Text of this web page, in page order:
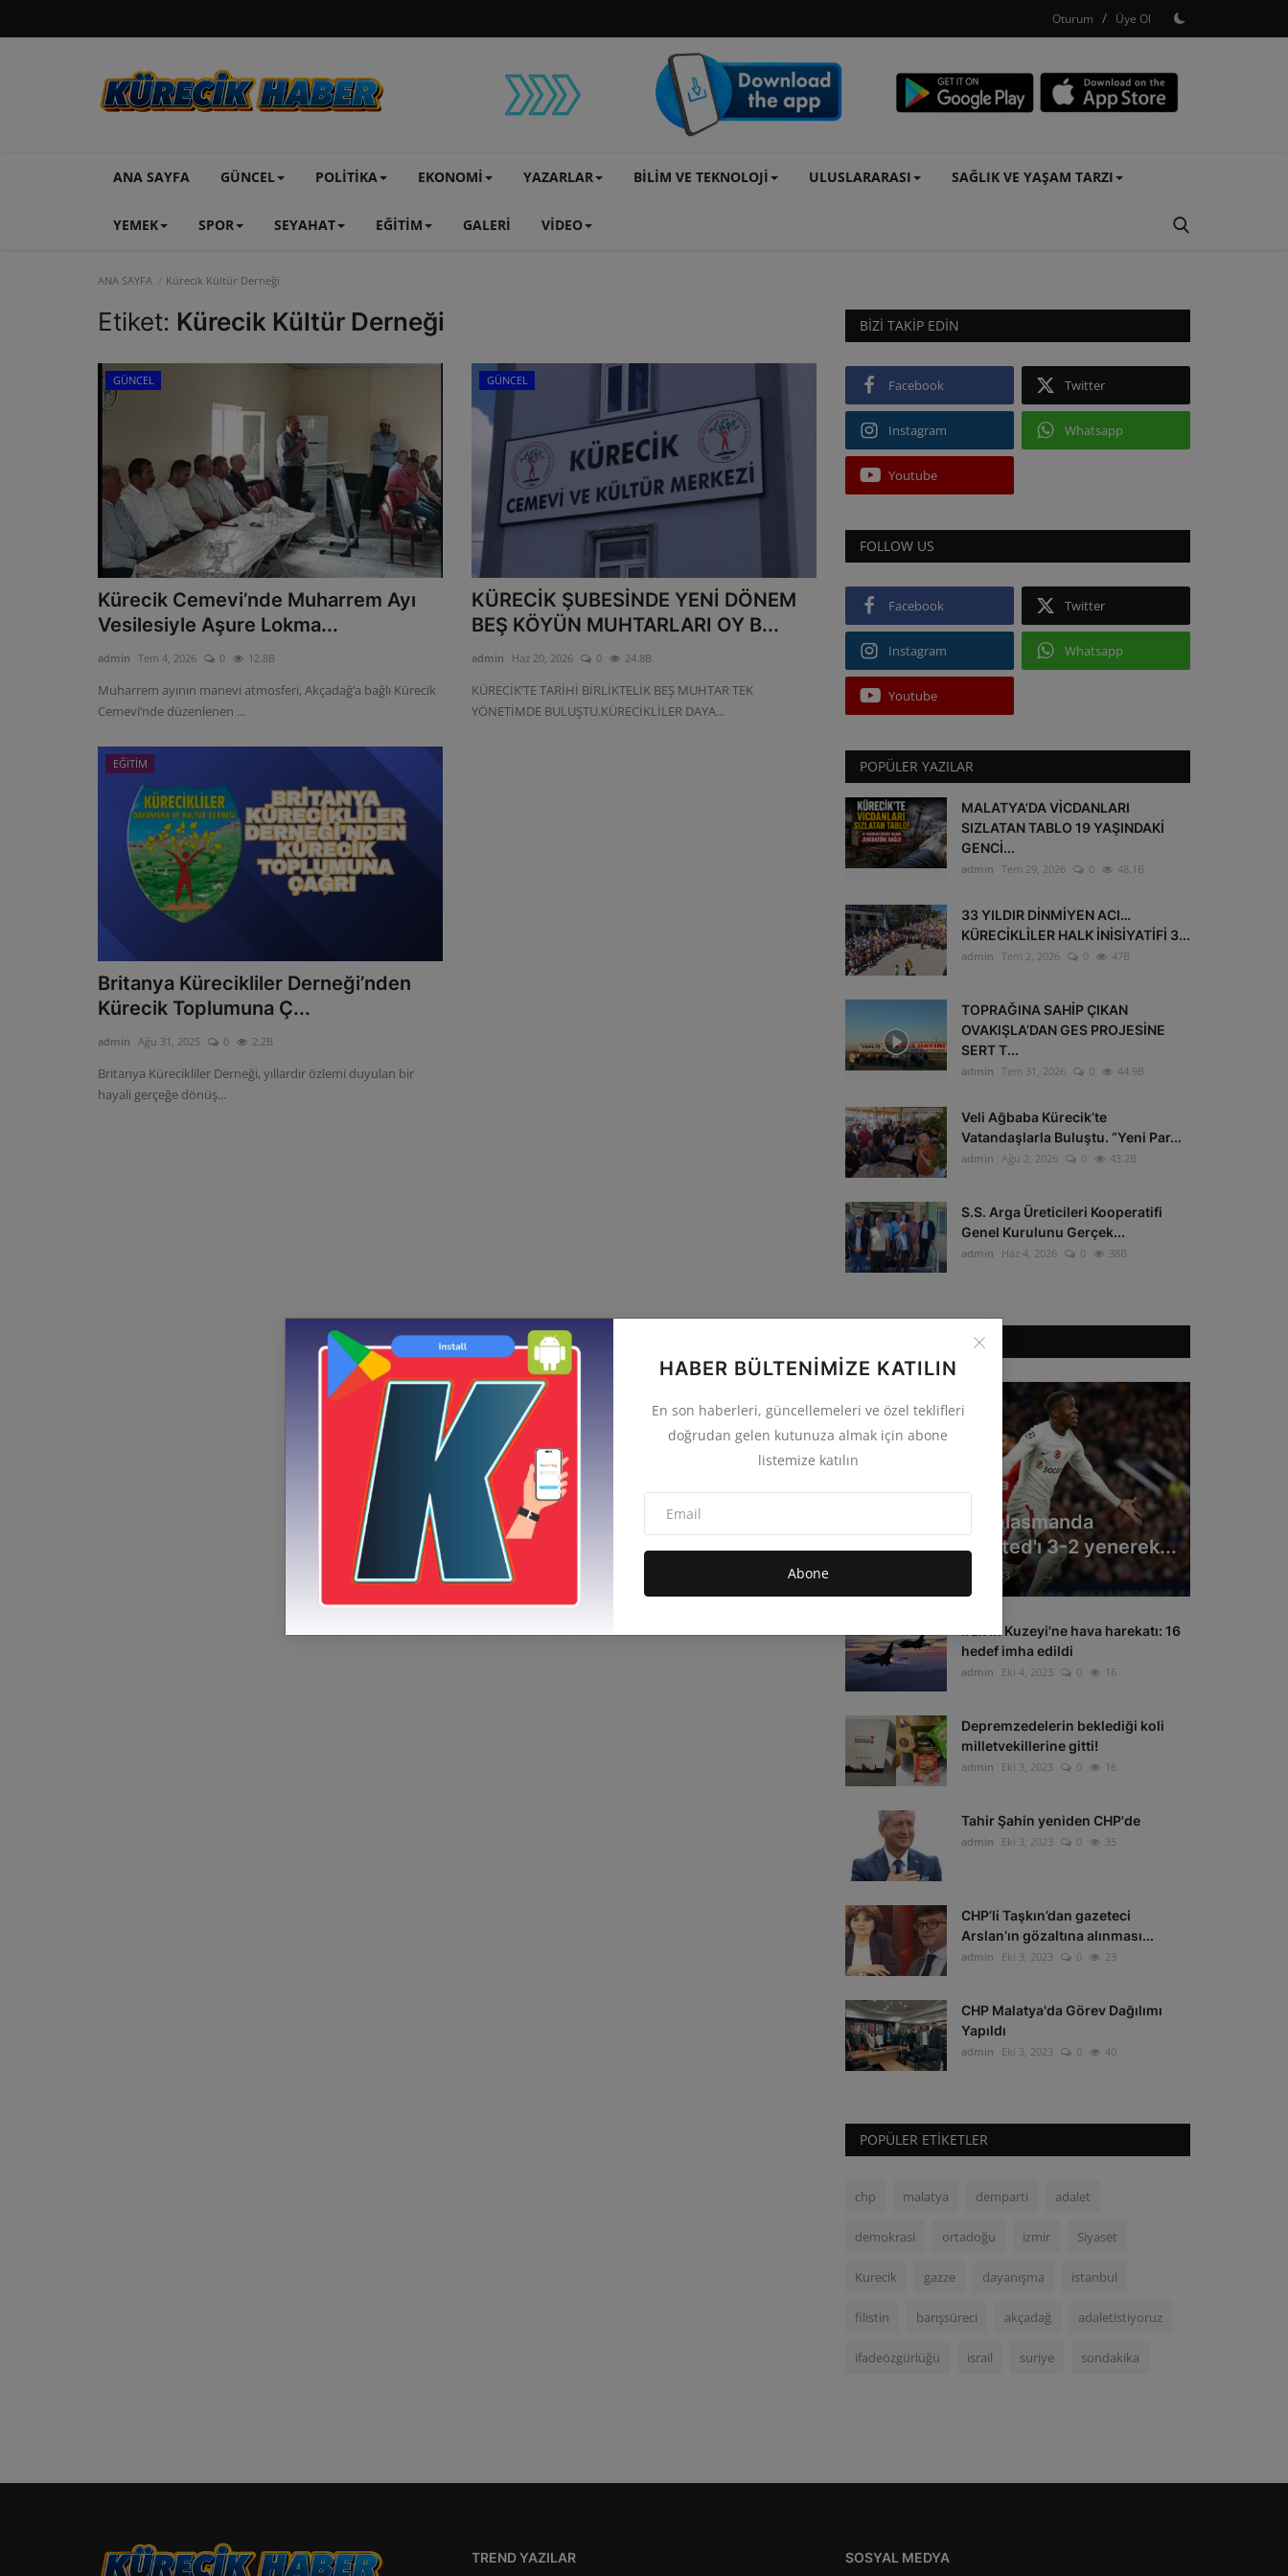
Oturum / Üye Ol
ANA SAYFA GÜNCEL POLİTİKA EKONOMİ YAZARLAR BİLİM VE TEKNOLOJİ ULUSLARARASI SAĞLIK VE YAŞAM TARZI
YEMEK SPOR SEYAHAT EĞİTİM GALERİ VİDEO
HABER BÜLTENIMIZE KATILIN
En son haberleri, güncellemeleri ve özel teklifleri
doğrudan gelen kutunuza almak için abone
listemize katılın
Abone
ANA SAYFA Kürecik Kültür Derneği
Etiket: Kürecik Kültür Derneği
GÜNCEL
Kürecik Cemevi’nde Muharrem Ayı
Vesilesiyle Aşure Lokma...
admin Tem 4, 2026 0 12.8B
Muharrem ayının manevi atmosferi, Akçadağ’a bağlı Kürecik
Cemevi’nde düzenlenen ...
GÜNCEL
KÜRECİK ŞUBESİNDE YENİ DÖNEM
BEŞ KÖYÜN MUHTARLARI OY B...
admin Haz 20, 2026 0 24.8B
KÜRECİK’TE TARİHİ BİRLİKTELİK BEŞ MUHTAR TEK
YÖNETİMDE BULUŞTU.KÜRECİKLİLER DAYA...
EĞİTİM
Britanya Kürecikliler Derneği’nden
Kürecik Toplumuna Ç...
admin Ağu 31, 2025 0 2.2B
Britanya Kürecikliler Derneği, yıllardır özlemi duyulan bir
hayali gerçeğe dönüş...
BIZI TAKIP EDIN
Facebook Twitter
Instagram Whatsapp
Youtube
FOLLOW US
Facebook Twitter
Instagram Whatsapp
Youtube
POPÜLER YAZILAR
MALATYA’DA VİCDANLARI
SIZLATAN TABLO 19 YAŞINDAKİ
GENCİ...
admin Tem 29, 2026 0 48.1B
33 YILDIR DİNMİYEN ACI…
KÜRECİKLİLER HALK İNİSİYATİFİ 3...
admin Tem 2, 2026 0 47B
TOPRAĞINA SAHİP ÇIKAN
OVAKIŞLA’DAN GES PROJESİNE
SERT T...
admin Tem 31, 2026 0 44.9B
Veli Ağbaba Kürecik’te
Vatandaşlarla Buluştu. “Yeni Par...
admin Ağu 2, 2026 0 43.2B
S.S. Arga Üreticileri Kooperatifi
Genel Kurulunu Gerçek...
admin Haz 4, 2026 0 38B
ÖNERILEN HABERLER
GÜNCEL
Galatasaray deplasmanda
Manchester United'ı 3-2 yenerek...
33
Irak'ın Kuzeyi'ne hava harekatı: 16
hedef imha edildi
admin Eki 4, 2023 0 16
Depremzedelerin beklediği koli
milletvekillerine gitti!
admin Eki 3, 2023 0 16
Tahir Şahin yeniden CHP'de
admin Eki 3, 2023 0 35
CHP’li Taşkın’dan gazeteci
Arslan’ın gözaltına alınması...
admin Eki 3, 2023 0 23
CHP Malatya'da Görev Dağılımı
Yapıldı
admin Eki 3, 2023 0 40
POPÜLER ETIKETLER
chp malatya demparti adalet
demokrasi ortadoğu izmir Siyaset
Kurecik gazze dayanışma istanbul
filistin barışsüreci akçadağ adaletistiyoruz
ifadeözgürlüğü israil suriye sondakika
TREND YAZILAR SOSYAL MEDYA